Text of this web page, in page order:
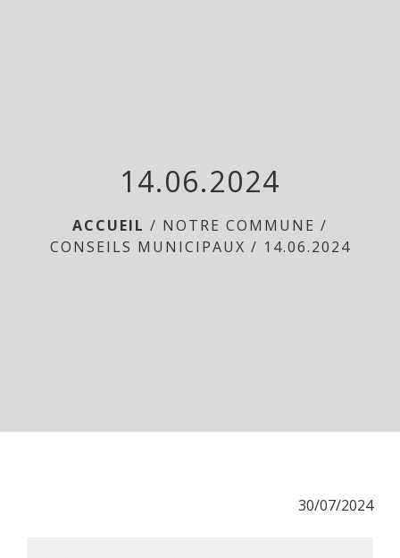
14.06.2024
ACCUEIL / NOTRE COMMUNE /
CONSEILS MUNICIPAUX / 14.06.2024
30/07/2024